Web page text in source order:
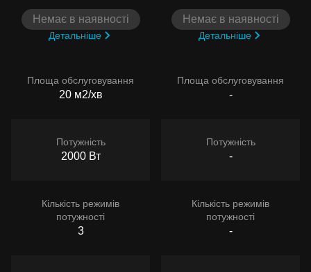
Немає в наявності
Детальніше
Площа обслуговування
20 м2/хв
Потужність
2000 Вт
Кількість режимів
потужності
3
Немає в наявності
Детальніше
Площа обслуговування
-
Потужність
-
Кількість режимів
потужності
-